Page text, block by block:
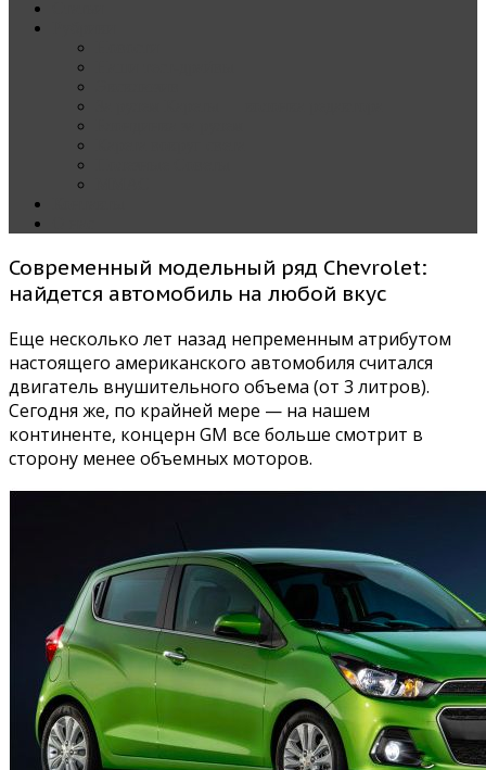
Современный модельный ряд Chevrolet:
найдется автомобиль на любой вкус
Еще несколько лет назад непременным атрибутом
настоящего американского автомобиля считался
двигатель внушительного объема (от 3 литров).
Сегодня же, по крайней мере — на нашем
континенте, концерн GM все больше смотрит в
сторону менее объемных моторов.